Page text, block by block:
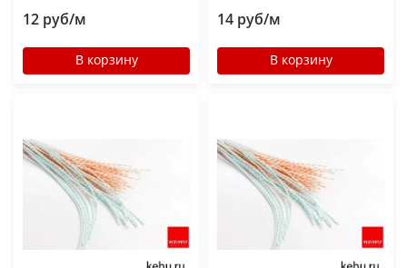
12 руб/м
В корзину
14 руб/м
В корзину